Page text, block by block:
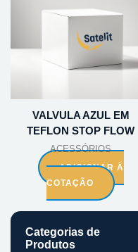
Categorias de
Produtos
VALVULA AZUL EM
TEFLON STOP FLOW
ACESSÓRIOS
ADICIONAR À
COTAÇÃO